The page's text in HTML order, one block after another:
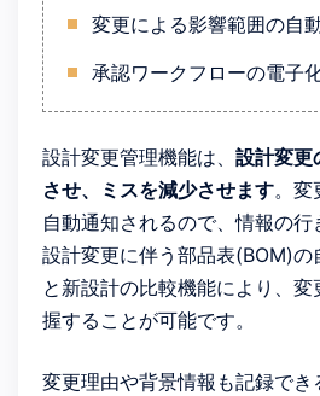
変更による影響範囲の自
承認ワークフローの電子
設計変更管理機能は、 設計変更
させ、ミスを減少させます。変
自動通知されるので、情報の行
設計変更に伴う部品表(BOM)
と新設計の比較機能により、
握することが可能です。
変更理由や背景情報も記録でき